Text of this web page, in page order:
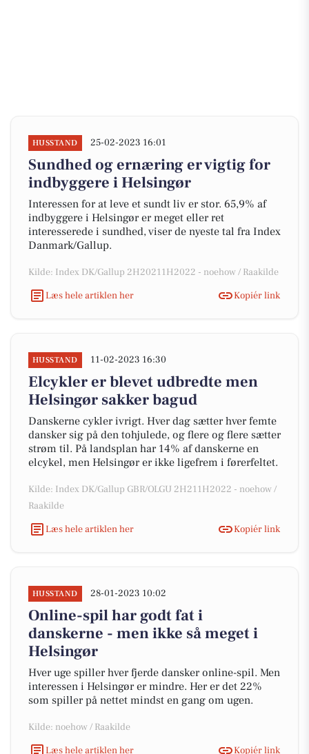
HUSSTAND 25-02-2023 16:01
Sundhed og ernæring er vigtig for
indbyggere i Helsingør
Interessen for at leve et sundt liv er stor. 65,9% af
indbyggere i Helsingør er meget eller ret
interesserede i sundhed, viser de nyeste tal fra Index
Danmark/Gallup.
Kilde: Index DK/Gallup 2H20211H2022 - noehow / Raakilde
Læs hele artiklen her
Kopiér link
HUSSTAND 11-02-2023 16:30
Elcykler er blevet udbredte men
Helsingør sakker bagud
Danskerne cykler ivrigt. Hver dag sætter hver femte
dansker sig på den tohjulede, og flere og flere sætter
strøm til. På landsplan har 14% af danskerne en
elcykel, men Helsingør er ikke ligefrem i førerfeltet.
Kilde: Index DK/Gallup GBR/OLGU 2H211H2022 - noehow /
Raakilde
Læs hele artiklen her
Kopiér link
HUSSTAND 28-01-2023 10:02
Online-spil har godt fat i
danskerne - men ikke så meget i
Helsingør
Hver uge spiller hver fjerde dansker online-spil. Men
interessen i Helsingør er mindre. Her er det 22%
som spiller på nettet mindst en gang om ugen.
Kilde: noehow / Raakilde
Læs hele artiklen her
Kopiér link